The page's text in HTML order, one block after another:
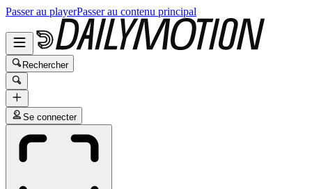
Passer au playerPasser au contenu principal
Rechercher
Se connecter